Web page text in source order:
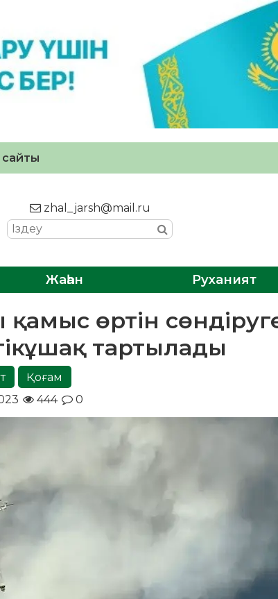
сайты
zhal_jarsh@mail.ru
Жаһан Руханият
қамыс өртін
тартылады
Қоғам
444 0